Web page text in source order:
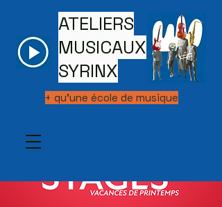
ATELIERS
MUSICAUX
SYRINX
+ qu'une école de musique